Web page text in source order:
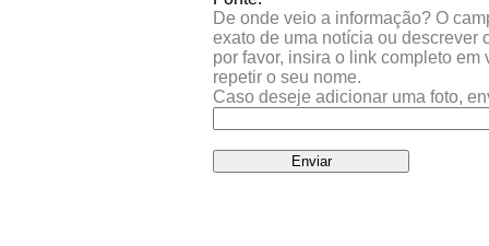
De onde veio a informação? O
exato de uma notícia ou descrever
por favor, insira o link completo
repetir o seu nome.
Caso deseje adicionar uma foto,